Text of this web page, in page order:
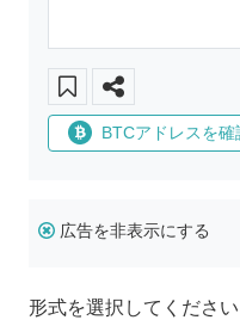
BTCアドレスを確
広告を非表示にする
形式を選択してください